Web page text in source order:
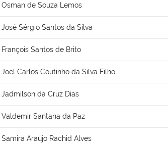
Osman de Souza Lemos
José Sérgio Santos da Silva
François Santos de Brito
Joel Carlos Coutinho da Silva Filho
Jadmilson da Cruz Dias
Valdemir Santana da Paz
Samira Araújo Rachid Alves